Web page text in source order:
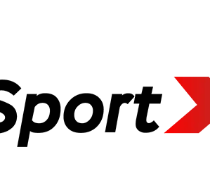
CO POTŘEBUJETE NAJÍT?
HLEDAT